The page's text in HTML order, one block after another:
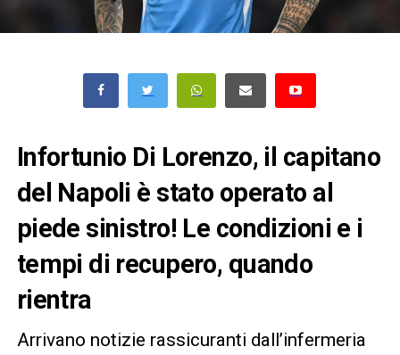
Infortunio Di Lorenzo, il capitano
del Napoli è stato operato al
piede sinistro! Le condizioni e i
tempi di recupero, quando
rientra
Arrivano notizie rassicuranti dall’infermeria